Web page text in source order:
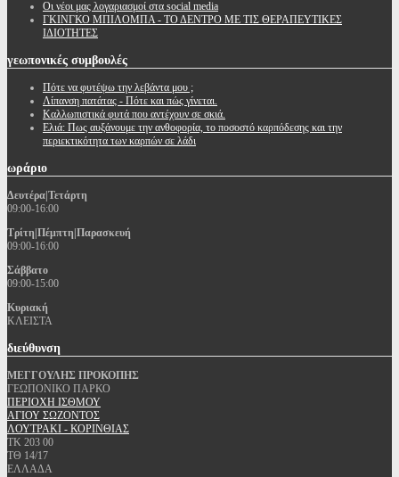
Oι νέοι μας λογαριασμοί στα social media
ΓΚΙΝΓΚΟ ΜΠΙΛΟΜΠΑ - ΤΟ ΔΕΝΤΡΟ ΜΕ ΤΙΣ ΘΕΡΑΠΕΥΤΙΚΕΣ
ΙΔΙΟΤΗΤΕΣ
γεωπονικές συμβουλές
Πότε να φυτέψω την λεβάντα μου ;
Λίπανση πατάτας - Πότε και πώς γίνεται.
Καλλωπιστικά φυτά που αντέχουν σε σκιά.
Ελιά: Πως αυξάνουμε την ανθοφορία, το ποσοστό καρπόδεσης και την
περιεκτικότητα των καρπών σε λάδι
ωράριο
Δευτέρα|Τετάρτη
09:00-16:00
Τρίτη|Πέμπτη|Παρασκευή
09:00-16:00
Σάββατο
09:00-15:00
Κυριακή
ΚΛΕΙΣΤΑ
διεύθυνση
ΜΕΓΓΟΥΛΗΣ ΠΡΟΚΟΠΗΣ
ΓΕΩΠΟΝΙΚΟ ΠΑΡΚΟ
ΠΕΡΙΟΧΗ ΙΣΘΜΟΥ
ΑΓΙΟΥ ΣΩΖΟΝΤΟΣ
ΛΟΥΤΡΑΚΙ - ΚΟΡΙΝΘΙΑΣ
ΤΚ 203 00
ΤΘ 14/17
ΕΛΛΑΔΑ